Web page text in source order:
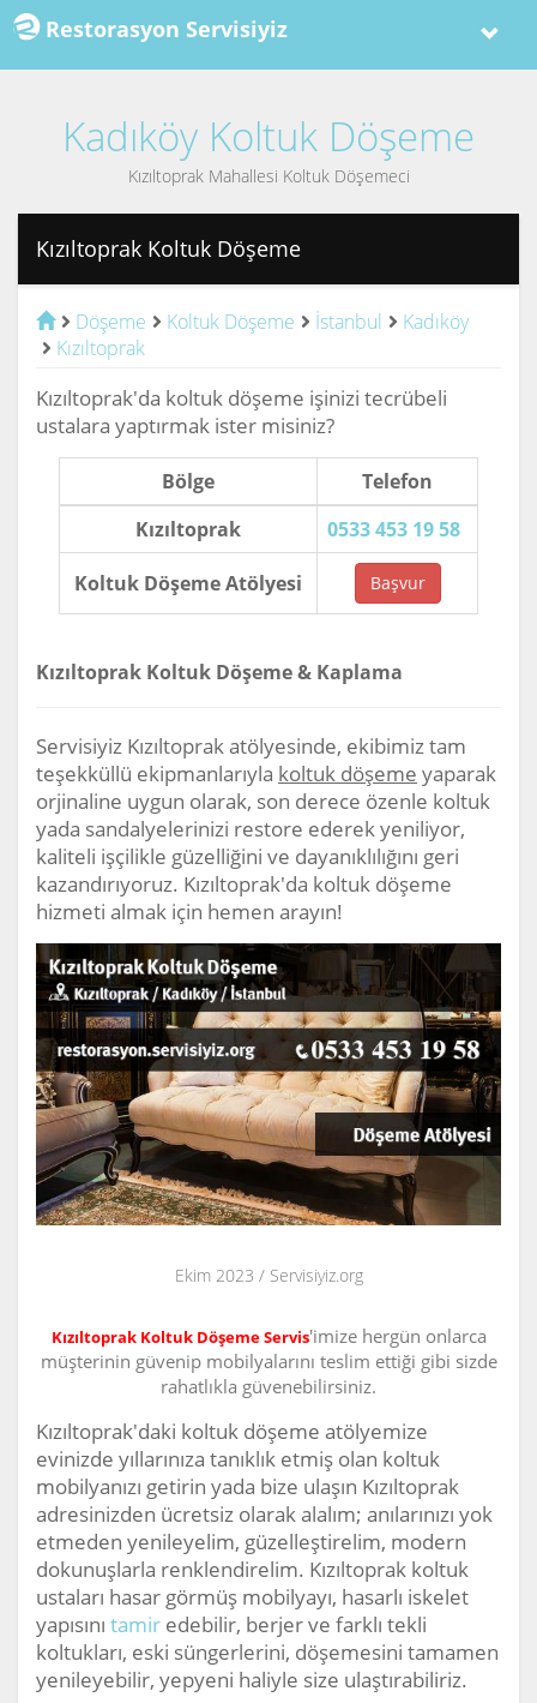
Restorasyon Servisiyiz
Kadıköy Koltuk Döşeme
Kızıltoprak Mahallesi Koltuk Döşemeci
Kızıltoprak Koltuk Döşeme
Döşeme Koltuk Döşeme İstanbul
Kadıköy
Kızıltoprak
Kızıltoprak'da koltuk döşeme işinizi tecrübeli
ustalara yaptırmak ister misiniz?
Bölge
Telefon
Kızıltoprak
0533 453 19 58
Koltuk Döşeme Atölyesi Başvur
Kızıltoprak Koltuk Döşeme & Kaplama
Servisiyiz Kızıltoprak atölyesinde, ekibimiz tam
teşekküllü ekipmanlarıyla koltuk döşeme yaparak
orjinaline uygun olarak, son derece özenle koltuk
yada sandalyelerinizi restore ederek yeniliyor,
kaliteli işçilikle güzelliğini ve dayanıklılığını geri
kazandırıyoruz. Kızıltoprak'da koltuk döşeme
hizmeti almak için hemen arayın!
Ekim 2023 / Servisiyiz.org
Kızıltoprak Koltuk Döşeme Servis'imize hergün onlarca
müşterinin güvenip mobilyalarını teslim ettiği gibi sizde
rahatlıkla güvenebilirsiniz.
Kızıltoprak'daki koltuk döşeme atölyemize
evinizde yıllarınıza tanıklık etmiş olan koltuk
mobilyanızı getirin yada bize ulaşın Kızıltoprak
adresinizden ücretsiz olarak alalım; anılarınızı yok
etmeden yenileyelim, güzelleştirelim, modern
dokunuşlarla renklendirelim. Kızıltoprak koltuk
ustaları hasar görmüş mobilyayı, hasarlı iskelet
yapısını tamir edebilir, berjer ve farklı tekli
koltukları, eski süngerlerini, döşemesini tamamen
yenileyebilir, yepyeni haliyle size ulaştırabiliriz.